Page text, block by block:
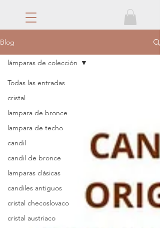
Blog
Todas las entradas
cristal
lampara de bronce
lampara de techo
candil
candil de bronce
lamparas clásicas
candiles antiguos
cristal checoslovaco
cristal austriaco
lámparas de colección